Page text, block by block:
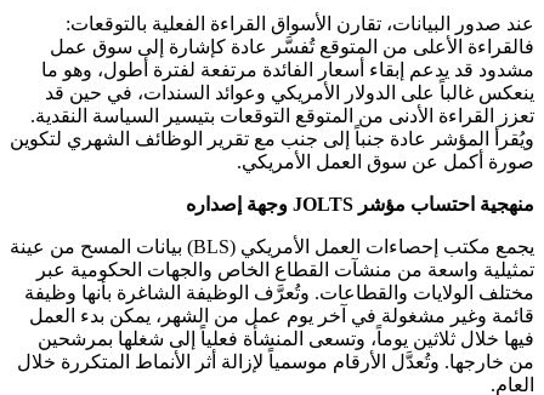
عند صدور البيانات، تقارن الأسواق القراءة الفعلية بالتوقعات:
فالقراءة الأعلى من المتوقع تُفسَّر عادة كإشارة إلى سوق عمل
مشدود قد يدعم إبقاء أسعار الفائدة مرتفعة لفترة أطول، وهو ما
ينعكس غالباً على الدولار الأمريكي وعوائد السندات، في حين قد
تعزز القراءة الأدنى من المتوقع التوقعات بتيسير السياسة النقدية.
ويُقرأ المؤشر عادة جنباً إلى جنب مع تقرير الوظائف الشهري لتكوين
صورة أكمل عن سوق العمل الأمريكي.
منهجية احتساب مؤشر JOLTS وجهة إصداره
يجمع مكتب إحصاءات العمل الأمريكي (BLS) بيانات المسح من عينة
تمثيلية واسعة من منشآت القطاع الخاص والجهات الحكومية عبر
مختلف الولايات والقطاعات. وتُعرَّف الوظيفة الشاغرة بأنها وظيفة
قائمة وغير مشغولة في آخر يوم عمل من الشهر، يمكن بدء العمل
فيها خلال ثلاثين يوماً، وتسعى المنشأة فعلياً إلى شغلها بمرشحين
من خارجها. وتُعدَّل الأرقام موسمياً لإزالة أثر الأنماط المتكررة خلال
العام.